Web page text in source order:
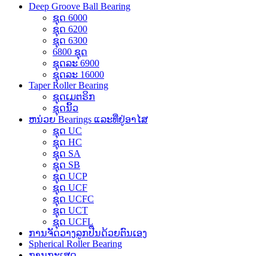
Deep Groove Ball Bearing
ຊຸດ 6000
ຊຸດ 6200
ຊຸດ 6300
6800 ຊຸດ
ຊຸດລະ 6900
ຊຸດລະ 16000
Taper Roller Bearing
ຊຸດເມຕຣິກ
ຊຸດນິ້ວ
ຫນ່ວຍ Bearings ແລະທີ່ຢູ່ອາໄສ
ຊຸດ UC
ຊຸດ HC
ຊຸດ SA
ຊຸດ SB
ຊຸດ UCP
ຊຸດ UCF
ຊຸດ UCFC
ຊຸດ UCT
ຊຸດ UCFL
ການຈັດວາງລູກປືນດ້ວຍຕົນເອງ
Spherical Roller Bearing